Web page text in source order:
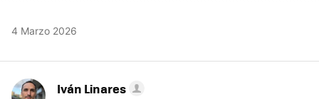
4 Marzo 2026
Iván Linares